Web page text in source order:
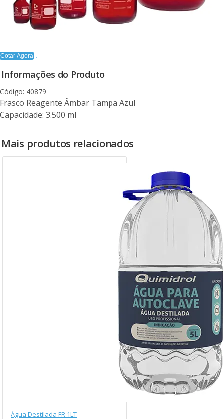
Cotar Agora
Informações do Produto
Código: 40879
Frasco Reagente Âmbar Tampa Azul
Capacidade: 3.500 ml
Mais produtos relacionados
Água Destilada FR 1LT